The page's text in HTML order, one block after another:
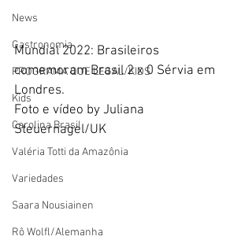
News
Gastronomia
PROGRAMA QUE LEGAL/KIDS
Kids
Carolina Brasil
Valéria Totti da Amazônia
Variedades
Saara Nousiainen
Rô Wolfl/Alemanha
Mundial 2022: Brasileiros
comemoram Brasil 2 x 0 Sérvia em
Londres.
Foto e vídeo by Juliana
Steuernagel/UK